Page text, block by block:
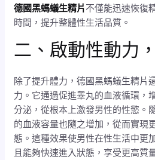
德國黑螞蟻生精片不僅能迅速恢復
時間，提升整體性生活品質。
二、啟動性動力
除了提升體力，德國黑螞蟻生精片
力。它通過促進睾丸的血液循環，
分泌，從根本上激發男性的性慾。
的血液容量也隨之增加，從而實現
態。這種效果使男性在性生活中更
且能夠快速進入狀態，享受更高質